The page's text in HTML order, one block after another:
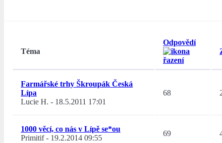
Téma
Odpovědí
Farmářské trhy Škroupák Česká
Lípa
Lucie H. - 18.5.2011 17:01
68
1000 věcí, co nás v Lípě se*ou
Primitif- 19.2.2014 09:55
69